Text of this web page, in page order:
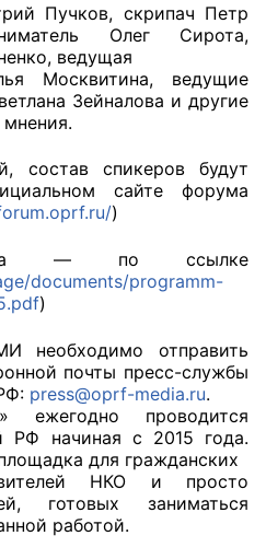
Пучков, скрипач Петр
Олег Сирота,
ведущая
Москвитина, ведущие
Зейналова и другие
состав спикеров будут
сайте форума
)
— по ссылке
documents/programm-
)
необходимо отправить
почты пресс-службы
press@oprf-media.ru.
ежегодно проводится
РФ начиная с 2015 года.
для гражданских
НКО и просто
готовых заниматься
работой.